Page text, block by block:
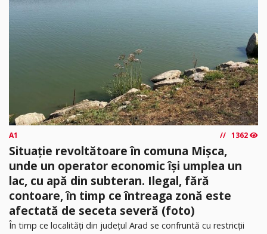
A1 1362
Situație revoltătoare în comuna Mișca,
unde un operator economic își umplea un
lac, cu apă din subteran. Ilegal, fără
contoare, în timp ce întreaga zonă este
afectată de seceta severă (foto)
În timp ce localități din județul Arad se confruntă cu restricții